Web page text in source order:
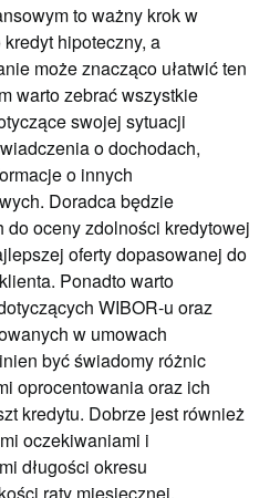
to ważny krok w
hipoteczny, a
może znacząco ułatwić ten
warto zebrać wszystkie
swojej sytuacji
o dochodach,
o innych
Doradca będzie
do oceny zdolności kredytowej
oferty dopasowanej do
Ponadto warto
WIBOR-u oraz
w umowach
być świadomy różnic
oprocentowania oraz ich
kredytu. Dobrze jest również
oczekiwaniami i
długości okresu
raty miesięcznej.